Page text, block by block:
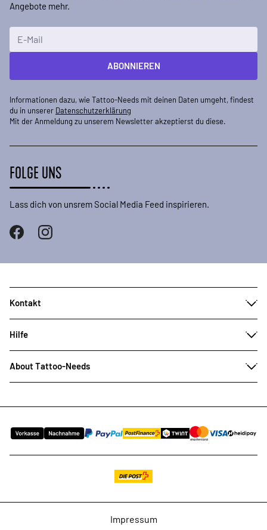
Angebote mehr.
ABONNIEREN
Informationen dazu, wie Tattoo-Needs mit deinen Daten umgeht, findest
du in unserer Datenschutzerklärung
Mit der Anmeldung zu unserem Newsletter akzeptierst du diese.
FOLGE UNS
Lass dich von unsrem Social Media Feed inspirieren.
Kontakt
Hilfe
About Tattoo-Needs
Impressum